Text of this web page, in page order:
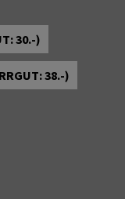
30.-)
38.-)